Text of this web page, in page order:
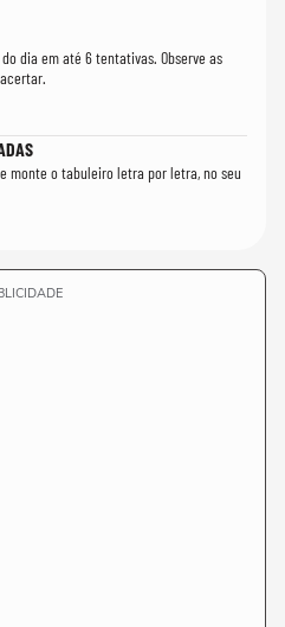
dia em até 6 tentativas. Observe as
monte o tabuleiro letra por letra, no seu